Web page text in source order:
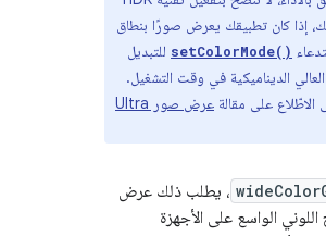
إذا كان تطبيقك يعرض صورًا بنطاق
setColorMode() للتبديل
الديناميكية في وقت التشغيل.
على مقالة
عرض صور Ultra
، يطلب ذلك عرض
الواسع على الأجهزة